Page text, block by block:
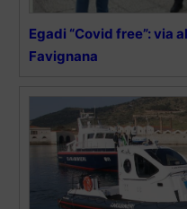
Egadi “Covid free”: via
Favignana